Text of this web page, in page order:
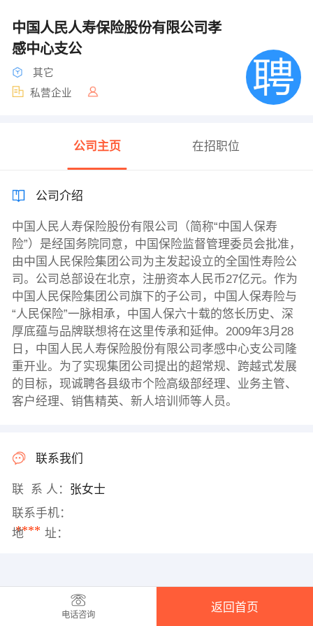
中国人民人寿保险股份有限公司孝
感中心支公
其它
私营企业
公司主页 在招职位
公司介绍
中国人民人寿保险股份有限公司（简称“中国人保寿
险”）是经国务院同意，中国保险监督管理委员会批准，
由中国人民保险集团公司为主发起设立的全国性寿险公
司。公司总部设在北京，注册资本人民币27亿元。作为
中国人民保险集团公司旗下的子公司，中国人保寿险与
“人民保险”一脉相承，中国人保六十载的悠长历史、深
厚底蕴与品牌联想将在这里传承和延伸。2009年3月28
日，中国人民人寿保险股份有限公司孝感中心支公司隆
重开业。为了实现集团公司提出的超常规、跨越式发展
的目标，现诚聘各县级市个险高级部经理、业务主管、
客户经理、销售精英、新人培训师等人员。
联系我们
联 系 人： 张女士
联系手机：
****
地 址：
电话咨询
返回首页